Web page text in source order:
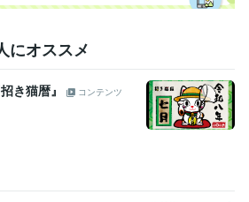
にオススメ
き猫暦』
コンテンツ